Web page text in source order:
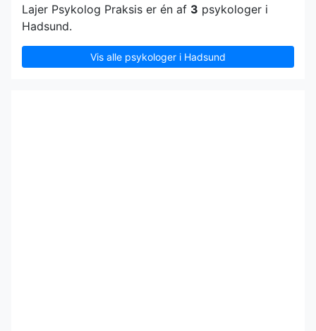
Lajer Psykolog Praksis er én af 3 psykologer i
Hadsund.
Vis alle psykologer i Hadsund